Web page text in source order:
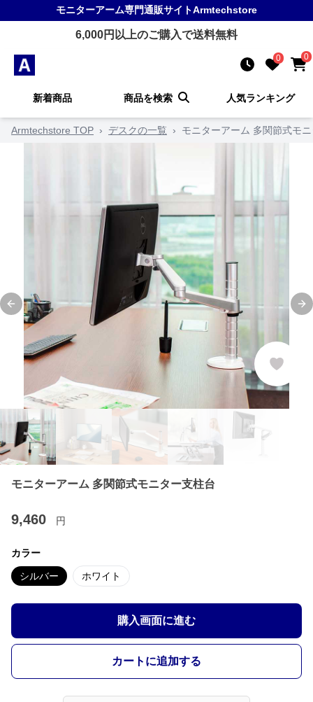
モニターアーム専門通販サイトArmtechstore
6,000円以上のご購入で送料無料
0 0
新着商品 商品を検索 人気ランキング
Armtechstore TOP › デスクの一覧 › モニターアーム 多関節式モ
Previous slide
モニターアーム 多関節式モニター支柱台
9,460 円
カラー
シルバー ホワイト
購入画面に進む
カートに追加する